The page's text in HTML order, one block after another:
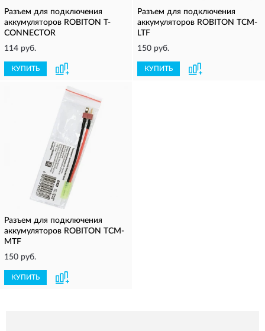
Разъем для подключения
аккумуляторов ROBITON T-
CONNECTOR
114 руб.
КУПИТЬ
Разъем для подключения
аккумуляторов ROBITON TCM-
LTF
150 руб.
КУПИТЬ
Разъем для подключения
аккумуляторов ROBITON TCM-
MTF
150 руб.
КУПИТЬ